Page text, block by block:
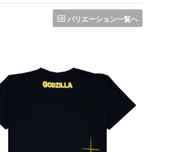
バリエーション一覧へ